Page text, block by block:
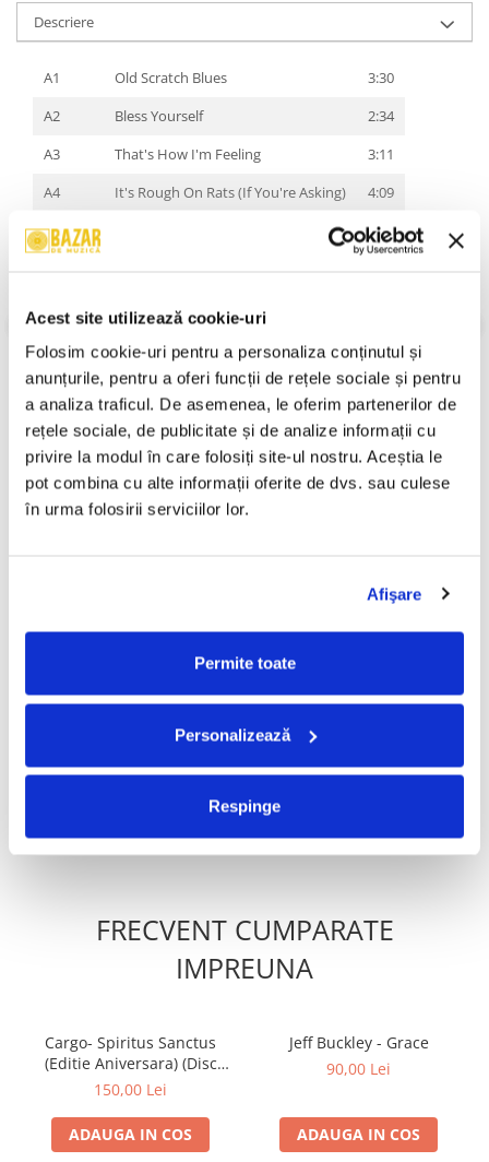
Acest site utilizează cookie-uri
Folosim cookie-uri pentru a personaliza conținutul și
anunțurile, pentru a oferi funcții de rețele sociale și pentru
a analiza traficul. De asemenea, le oferim partenerilor de
rețele sociale, de publicitate și de analize informații cu
privire la modul în care folosiți site-ul nostru. Aceștia le
pot combina cu alte informații oferite de dvs. sau culese
în urma folosirii serviciilor lor.
Afişare
Permite toate
Personalizează
Respinge
Descriere
A1 Old Scratch Blues
3:30
A2
Bless Yourself
2:34
A3
That's How I'm Feeling
3:11
A4
It's Rough On Rats (If You're Asking)
4:09
A5
2:51
What's The Rumpus?
B8
Tonight (Was A Long Time Ago)
4:11
B9
Underground
3:45
B10
Number One With A Bullet
B11
Morning At Midnight
3:05
Missionary
VEZI MAI MULT
Stare Coperta:Mint
Stare Disc:Mint
Gen: Rock
Stil:
Alternative Rock
An Lansare:An Lansare:
Informatii conformitate produs
PRODUSE ALTERNATIVE
Slowdive- Souvlaki, (Disc
100,00 Lei
Ada Milea, Bobo
Burlăcianu, Anca Hanu,
Cristi Rigman - Concert În 4
160,00 Lei
FRECVENT CUMPARATE
IMPREUNA
Cargo- Spiritus Sanctus
(Editie Aniversara) (Disc
Vinil)
150,00 Lei
ADAUGA IN COS
Jeff Buckley - Grace
90,00 Lei
ADAUGA IN COS